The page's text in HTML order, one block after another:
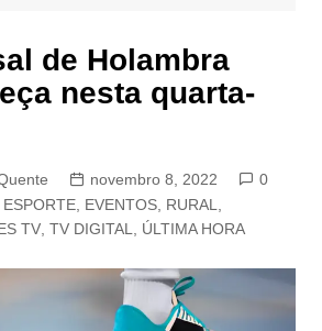
de Holambra
nesta quarta-
novembro 8, 2022
0
ESPORTE, EVENTOS, RURAL
TV, TV DIGITAL ÚLTIMA HORA